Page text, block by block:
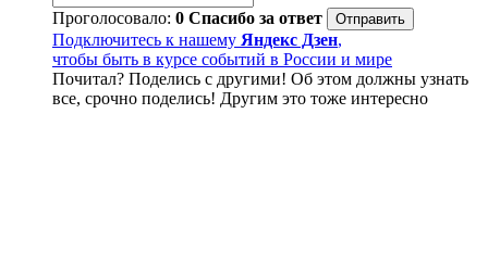
Проголосовало: 0 Спасибо за ответ
Подключитесь к нашему Яндекс Дзен,
чтобы быть в курсе событий в России и мире
Почитал? Поделись с другими! Об этом должны узнать
все, срочно поделись! Другим это тоже интересно